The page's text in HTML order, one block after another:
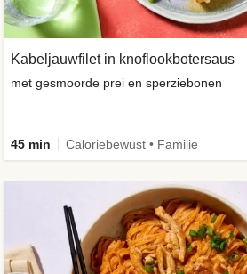
Kabeljauwfilet in knoflookbotersaus
met gesmoorde prei en sperziebonen
45 min Caloriebewust • Familie